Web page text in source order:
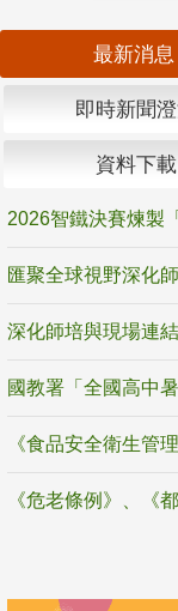
最新消息
即時新聞
資料下載
2026智鐵決賽煉製
《食品安全衛生管
《危老條例》、《